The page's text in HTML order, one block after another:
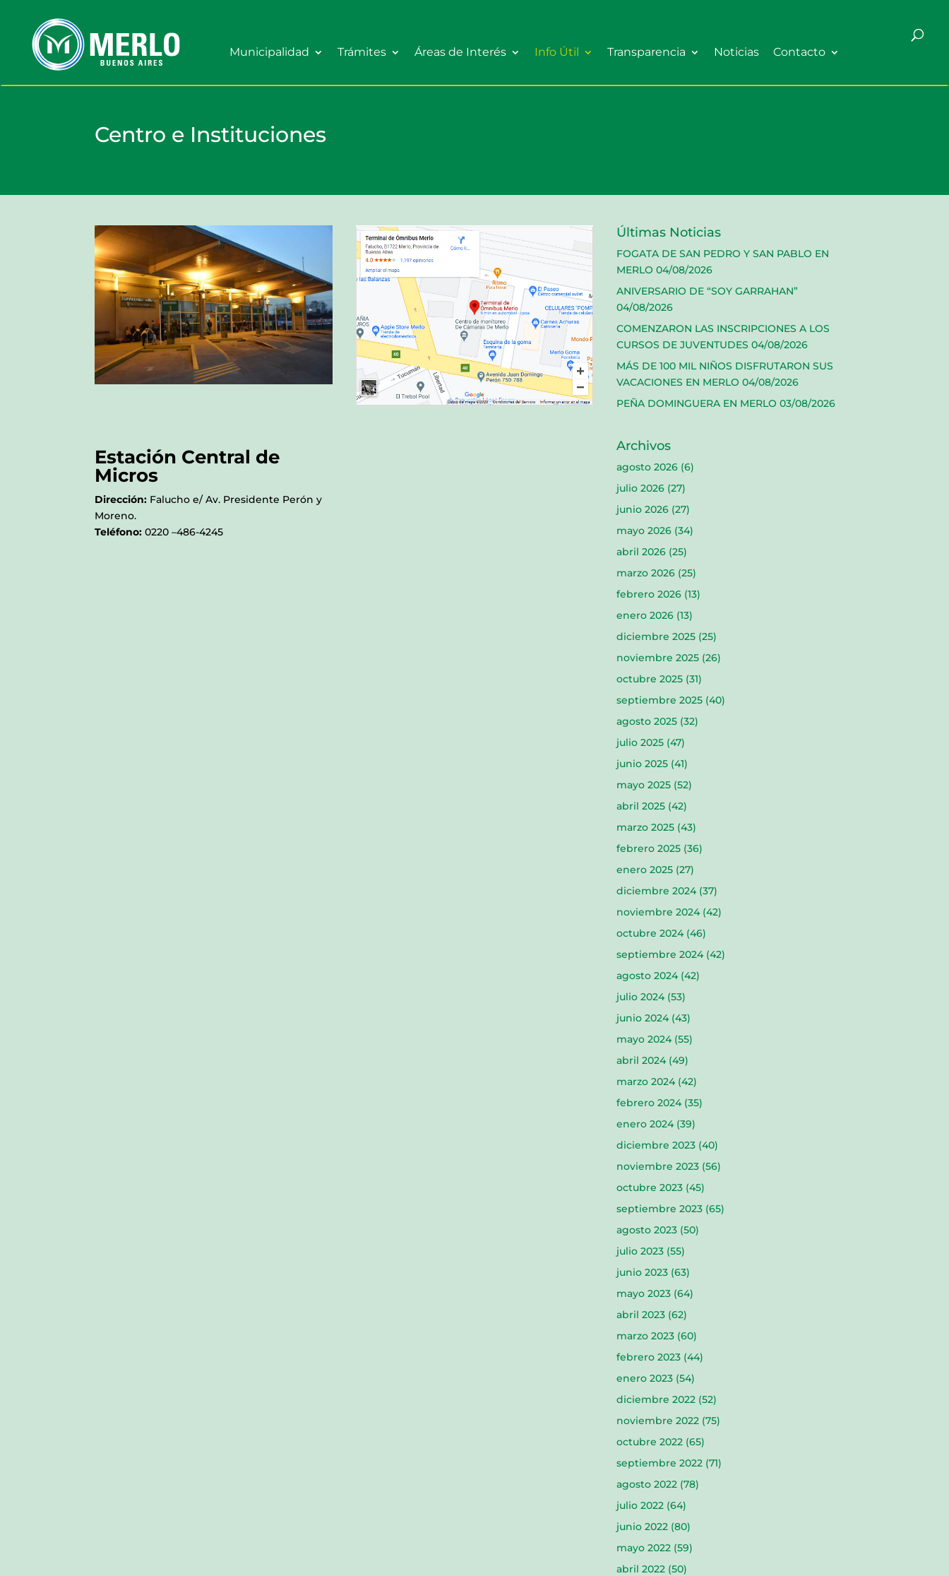
Municipalidad Trámites Áreas de Interés Info Útil Transparencia Noticias Contacto
Centro e Instituciones
Estación Central de
Micros
Dirección: Falucho e/ Av. Presidente Perón y
Moreno.
Teléfono:0220 –486-4245
Últimas Noticias
FOGATA DE SAN PEDRO Y SAN PABLO EN
MERLO 04/08/2026
ANIVERSARIO DE “SOY GARRAHAN”
04/08/2026
COMENZARON LAS INSCRIPCIONES A LOS
CURSOS DE JUVENTUDES 04/08/2026
MÁS DE 100 MIL NIÑOS DISFRUTARON SUS
VACACIONES EN MERLO 04/08/2026
PEÑA DOMINGUERA EN MERLO 03/08/2026
Archivos
agosto 2026(6)
julio 2026(27)
junio 2026(27)
mayo 2026(34)
abril 2026(25)
marzo 2026(25)
febrero 2026(13)
enero 2026(13)
diciembre 2025(25)
noviembre 2025(26)
octubre 2025(31)
septiembre 2025(40)
agosto 2025(32)
julio 2025(47)
junio 2025(41)
mayo 2025(52)
abril 2025(42)
marzo 2025(43)
febrero 2025(36)
enero 2025(27)
diciembre 2024(37)
noviembre 2024(42)
octubre 2024(46)
septiembre 2024(42)
agosto 2024(42)
julio 2024(53)
junio 2024(43)
mayo 2024(55)
abril 2024(49)
marzo 2024(42)
febrero 2024(35)
enero 2024(39)
diciembre 2023(40)
noviembre 2023(56)
octubre 2023(45)
septiembre 2023(65)
agosto 2023(50)
julio 2023(55)
junio 2023(63)
mayo 2023(64)
abril 2023(62)
marzo 2023(60)
febrero 2023(44)
enero 2023(54)
diciembre 2022(52)
noviembre 2022(75)
octubre 2022(65)
septiembre 2022(71)
agosto 2022(78)
julio 2022(64)
junio 2022(80)
mayo 2022(59)
abril 2022(50)